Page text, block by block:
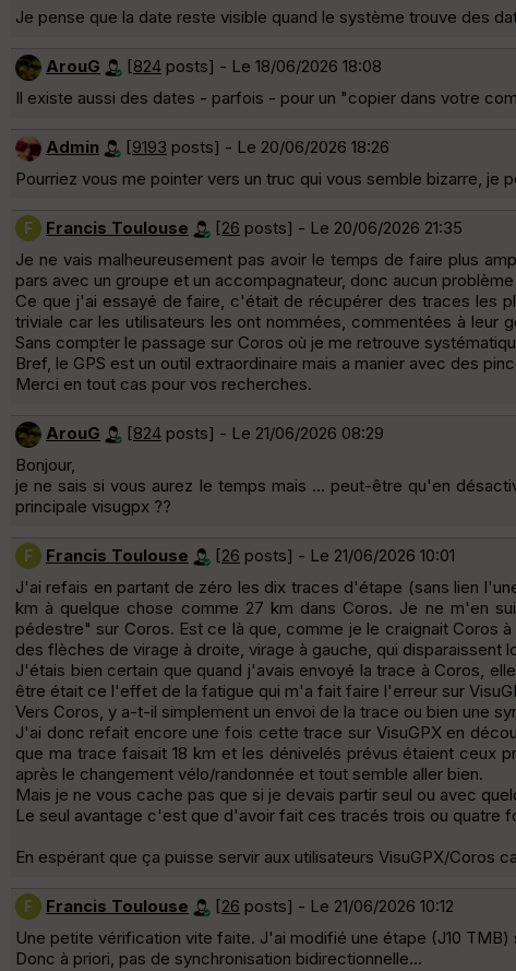
Je pense que la date reste visible quand le système trouve des
ArouG [824 posts] - Le 18/06/2026 18:08
Il existe aussi des dates - parfois - pour un "copier dans votre
Admin [9193 posts] - Le 20/06/2026 18:26
Pourriez vous me pointer vers un truc qui vous semble bizarre, je
F Francis Toulouse [26 posts] - Le 20/06/2026 21:35
Je ne vais malheureusement pas avoir le temps de faire plus
pars avec un groupe et un accompagnateur, donc aucun
Ce que j'ai essayé de faire, c'était de récupérer des traces les
triviale car les utilisateurs les ont nommées, commentées à
Sans compter le passage sur Coros où je me retrouve
Bref, le GPS est un outil extraordinaire mais a manier avec des
Merci en tout cas pour vos recherches.
ArouG [824 posts] - Le 21/06/2026 08:29
Bonjour,
je ne sais si vous aurez le temps mais ... peut-être qu'en
principale visugpx ??
F Francis Toulouse [26 posts] - Le 21/06/2026 10:01
J'ai refais en partant de zéro les dix traces d'étape (sans lien
km à quelque chose comme 27 km dans Coros. Je ne m'en
pédestre" sur Coros. Est ce là que, comme je le craignait Coros
des flèches de virage à droite, virage à gauche, qui
J'étais bien certain que quand j'avais envoyé la trace à Coros,
être était ce l'effet de la fatigue qui m'a fait faire l'erreur sur
Vers Coros, y a-t-il simplement un envoi de la trace ou bien une
J'ai donc refait encore une fois cette trace sur VisuGPX en
que ma trace faisait 18 km et les dénivelés prévus étaient ceux
après le changement vélo/randonnée et tout semble aller bien.
Mais je ne vous cache pas que si je devais partir seul ou avec
Le seul avantage c'est que d'avoir fait ces tracés trois ou quatre
En espérant que ça puisse servir aux utilisateurs VisuGPX/Coros
F Francis Toulouse [26 posts] - Le 21/06/2026 10:12
Une petite vérification vite faite. J'ai modifié une étape (J10
Donc à priori, pas de synchronisation bidirectionnelle...